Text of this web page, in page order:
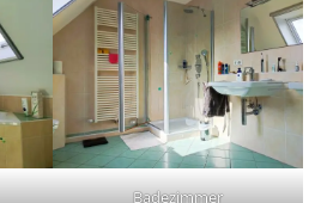
Badezimmer